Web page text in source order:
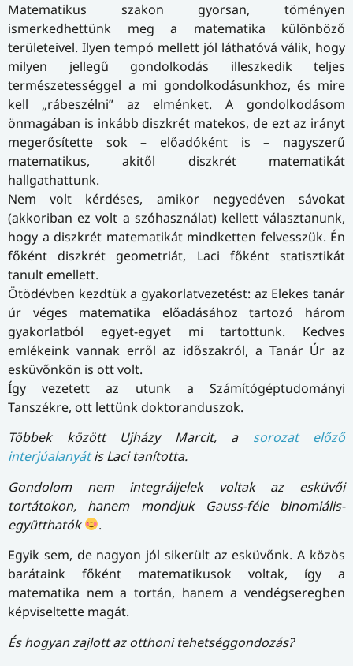
Matematikus szakon gyorsan, töményen
ismerkedhettünk meg a matematika különböző
területeivel. Ilyen tempó mellett jól láthatóvá válik, hogy
milyen jellegű gondolkodás illeszkedik teljes
természetességgel a mi gondolkodásunkhoz, és mire
kell „rábeszélni” az elménket. A gondolkodásom
önmagában is inkább diszkrét matekos, de ezt az irányt
megerősítette sok – előadóként is – nagyszerű
matematikus, akitől diszkrét matematikát
hallgathattunk.
Nem volt kérdéses, amikor negyedéven sávokat
(akkoriban ez volt a szóhasználat) kellett választanunk,
hogy a diszkrét matematikát mindketten felvesszük. Én
főként diszkrét geometriát, Laci főként statisztikát
tanult emellett.
Ötödévben kezdtük a gyakorlatvezetést: az Elekes tanár
úr véges matematika előadásához tartozó három
gyakorlatból egyet-egyet mi tartottunk. Kedves
emlékeink vannak erről az időszakról, a Tanár Úr az
esküvőnkön is ott volt.
Így vezetett az utunk a Számítógéptudományi
Tanszékre, ott lettünk doktoranduszok.
Többek között Ujházy Marcit, a sorozat előző
interjúalanyátis Laci tanította.
Gondolom nem integráljelek voltak az esküvői
tortátokon, hanem mondjuk Gauss-féle binomiális-
együtthatók
.
Egyik sem, de nagyon jól sikerült az esküvőnk. A közös
barátaink főként matematikusok voltak, így a
matematika nem a tortán, hanem a vendégseregben
képviseltette magát.
És hogyan zajlott az otthoni tehetséggondozás?